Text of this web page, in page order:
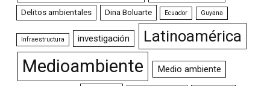
Delitos ambientales Dina Boluarte Ecuador Guyana
Infraestructura investigación Latinoamérica
Medioambiente Medio ambiente